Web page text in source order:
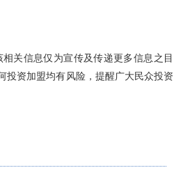
关信息仅为宣传及传递更多信息之目
投资加盟均有风险，提醒广大民众投资